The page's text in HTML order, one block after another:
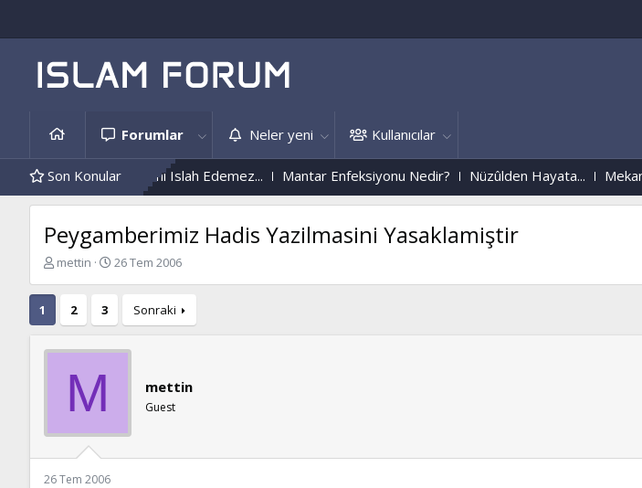
Forumlar Neler yeni Kullanıcılar
Son Konular
Başkalarını Islah Edemez... Mantar Enfeksiyonu Nedir? Nüzûlden Hayata... Mekanın Hafızası...
Peygamberimiz Hadis Yazilmasini Yasaklamiştir
K
u
a
t
a
mettin
B
a
r
i
26 Tem 2006
1 2 3 Sonraki
M mettin
Guest
26 Tem 2006